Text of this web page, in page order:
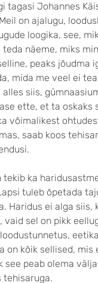
tagasi Johannes
on ajalugu,
loogika, see,
teda näeme, miks
peaks jõudma
mida me veel ei
siis,
ette, et ta oskaks
võimalikest
saab koos
tekib ka
tuleb õpetada
Haridus ei alga siis,
vaid sel on pikk
on kõik sellised, mis
see peab olema
tehisaruga.